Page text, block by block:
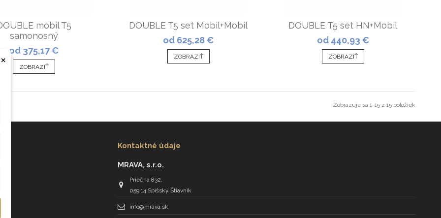
mobil T5
samonosný
od 375,17 €
ZOBRAZIŤ
DOUBLE T5 set Mobil+Mobil
od 625,28 €
ZOBRAZIŤ
DOUBLE T5 set HN+Mobil
od 440,93 €
ZOBRAZIŤ
Zobrazuje sa 1-15 z 15 položiek
Kontaktné údaje
MRAVA, s.r.o.
Priečna 832,
059 14 Spišský Štiavnik
info@mrava.sk
×